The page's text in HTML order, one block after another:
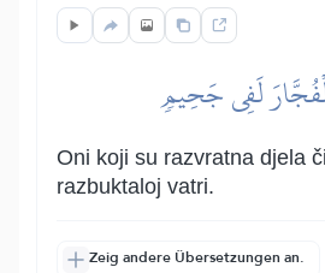
لَفِي جَحِيمٖ
Oni koji su razvratna djela
razbuktaloj vatri.
Zeig andere Übersetzungen an.